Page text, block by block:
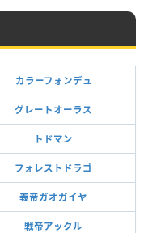
カラーフォンデュ
グレートオーラス
トドマン
フォレストドラゴ
義帝ガオガイヤ
戦帝アックル